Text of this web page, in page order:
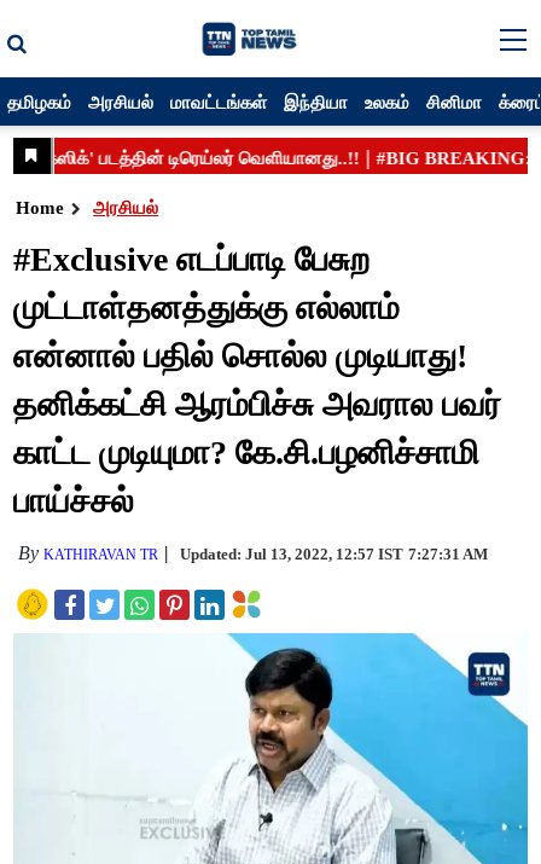
தமிழகம் அரசியல் மாவட்டங்கள் இந்தியா உலகம் சினிமா
Home அரசியல்
#Exclusive எடப்பாடி பேசுற
முட்டாள்தனத்துக்கு எல்லாம்
என்னால் பதில் சொல்ல முடியாது!
தனிக்கட்சி ஆரம்பிச்சு அவரால பவர்
காட்ட முடியுமா? கே.சி.பழனிச்சாமி
பாய்ச்சல்
ByKATHIRAVAN TR Updated: Jul 13, 2022, 12:57 IST 7:27:31 AM